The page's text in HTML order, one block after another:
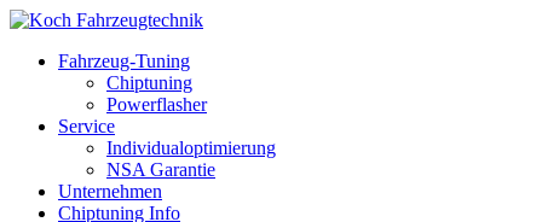
Fahrzeug-Tuning
Chiptuning
Powerflasher
Service
Individualoptimierung
NSA Garantie
Unternehmen
Chiptuning Info